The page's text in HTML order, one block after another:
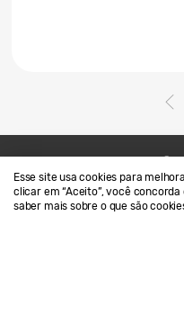
Esse site usa cookies para
clicar em “Aceito”, você
saber mais sobre o que são
Contato
Termos de Uso